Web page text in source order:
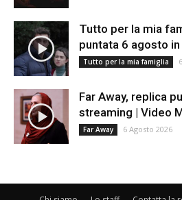
Tutto per la mia
puntata 6 agosto
Tutto per la mia famiglia
Far Away, replica
streaming | Video
Far Away 6 Agosto 2026